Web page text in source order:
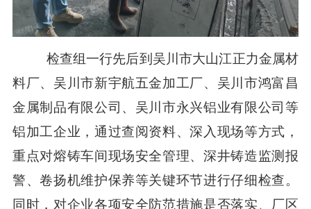
检查组一行先后到吴川市大山江正力金属材
料厂、吴川市新宇航五金加工厂、吴川市鸿富昌
金属制品有限公司、吴川市永兴铝业有限公司等
铝加工企业，通过查阅资料、深入现场等方式，
重点对熔铸车间现场安全管理、深井铸造监测报
警、卷扬机维护保养等关键环节进行仔细检查。
同时，对企业各项安全防范措施是否落实、厂区